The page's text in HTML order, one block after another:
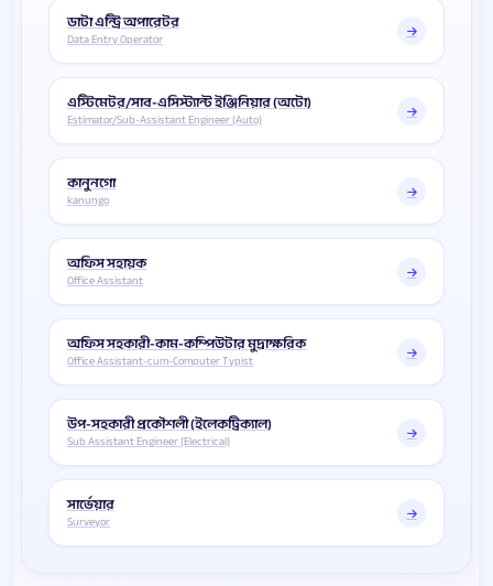
ডাটা এন্ট্রি অপারেটর
Data Entry Operator
এস্টিমেটর/সাব-এসিস্ট্যান্ট ইঞ্জিনিয়ার (অটো)
Estimator/Sub-Assistant Engineer (Auto)
কানুনগো
kanungo
অফিস সহায়ক
Office Assistant
অফিস সহকারী-কাম-কম্পিউটার মুদ্রাক্ষরিক
Office Assistant-cum-Computer Typist
উপ-সহকারী প্রকৌশলী (ইলেকট্রিক্যাল)
Sub Assistant Engineer (Electrical)
সার্ভেয়ার
Surveyor